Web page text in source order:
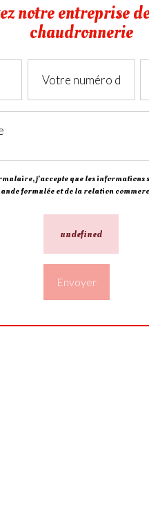
notre entreprise
chaudronnerie
j'accepte que les informations
formulée et de la relation
undefined